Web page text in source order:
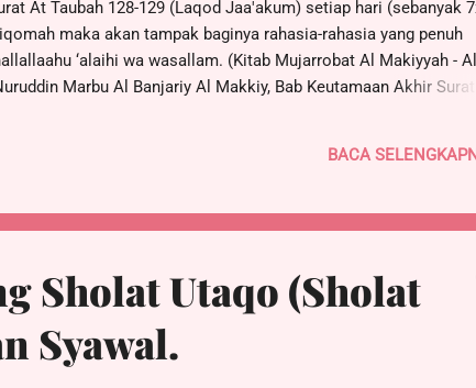
maka akan tampak baginya rahasia-rahasia yang penuh
‘alaihi wa wasallam. (Kitab Mujarrobat Al Makiyyah - Al
Marbu Al Banjariy Al Makkiy, Bab Keutamaan Akhir Surat
saja yang mau mengamalkan surat At Taubah 128-129 setiap
tidak terputus. Website : https://www.shulfialaydrus.com/
BACA
Sholat Utaqo (Sholat
Syawal.